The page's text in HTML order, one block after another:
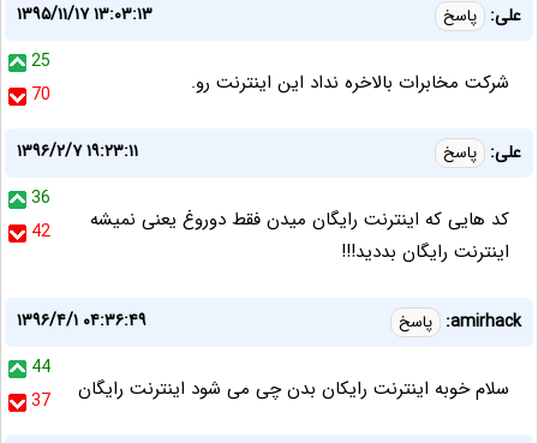
علی: پاسخ
۱۳۹۵/۱۱/۱۷ ۱۳:۰۳:۱۳
25
70
شرکت مخابرات بالاخره نداد این اینترنت رو.
علی: پاسخ
۱۳۹۶/۲/۷ ۱۹:۲۳:۱۱
36
42
کد هایی که اینترنت رایگان میدن فقط دوروغ یعنی نمیشه
اینترنت رایگان بددید!!!
amirhack: پاسخ
۱۳۹۶/۴/۱ ۰۴:۳۶:۴۹
44
37
سلام خوبه اینترنت رایکان بدن چی می شود اینترنت رایگان